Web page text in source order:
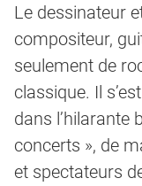
Le dessinateur
compositeur,
seulement de
classique. Il
dans l’hilarante
concerts », de
et spectateurs